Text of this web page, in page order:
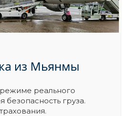
из Мьянмы
реального
груза.